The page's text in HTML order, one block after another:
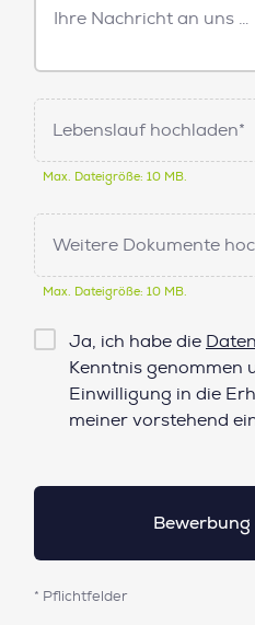
Nachricht
Lebenslauf hochladen*
Max. Dateigröße: 10 MB.
Weitere Dokumente
Max. Dateigröße: 10 MB.
Checkbox
Datenschutz*
Ja, ich habe die
Kenntnis genommen
Einwilligung in die
meiner vorstehend
* Pflichtfelder